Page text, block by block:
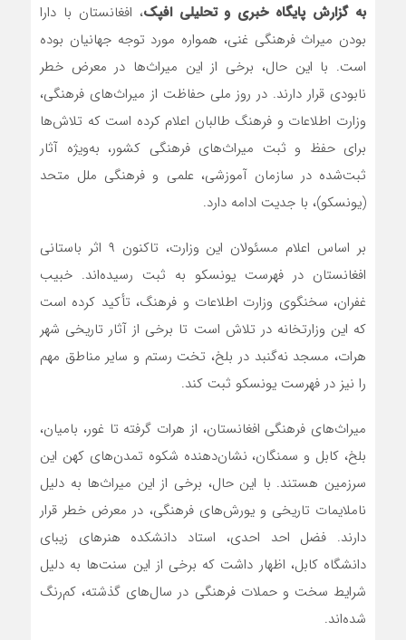
به گزارش پایگاه خبری و تحلیلی افپک، افغانستان با دارا
بودن میراث فرهنگی غنی، همواره مورد توجه جهانیان بوده
است. با این حال، برخی از این میراث‌ها در معرض خطر
نابودی قرار دارند. در روز ملی حفاظت از میراث‌های فرهنگی،
وزارت اطلاعات و فرهنگ طالبان اعلام کرده است که تلاش‌ها
برای حفظ و ثبت میراث‌های فرهنگی کشور، به‌ویژه آثار
ثبت‌شده در سازمان آموزشی، علمی و فرهنگی ملل متحد
(یونسکو)، با جدیت ادامه دارد.
بر اساس اعلام مسئولان این وزارت، تاکنون ۹ اثر باستانی
افغانستان در فهرست یونسکو به ثبت رسیده‌اند. خبیب
غفران، سخنگوی وزارت اطلاعات و فرهنگ، تأکید کرده است
که این وزارتخانه در تلاش است تا برخی از آثار تاریخی شهر
هرات، مسجد نه‌گنبد در بلخ، تخت رستم و سایر مناطق مهم
را نیز در فهرست یونسکو ثبت کند.
میراث‌های فرهنگی افغانستان، از هرات گرفته تا غور، بامیان،
بلخ، کابل و سمنگان، نشان‌دهنده شکوه تمدن‌های کهن این
سرزمین هستند. با این حال، برخی از این میراث‌ها به دلیل
ناملایمات تاریخی و یورش‌های فرهنگی، در معرض خطر قرار
دارند. فضل احد احدی، استاد دانشکده هنرهای زیبای
دانشگاه کابل، اظهار داشت که برخی از این سنت‌ها به دلیل
شرایط سخت و حملات فرهنگی در سال‌های گذشته، کم‌رنگ
شده‌اند.